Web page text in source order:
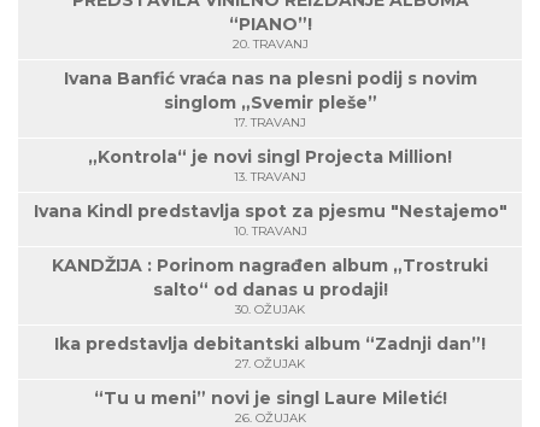
“PIANO”!
20. TRAVANJ
Ivana Banfić vraća nas na plesni podij s novim
singlom „Svemir pleše”
17. TRAVANJ
„Kontrola“ je novi singl Projecta Million!
13. TRAVANJ
Ivana Kindl predstavlja spot za pjesmu "Nestajemo"
10. TRAVANJ
KANDŽIJA : Porinom nagrađen album „Trostruki
salto“ od danas u prodaji!
30. OŽUJAK
Ika predstavlja debitantski album “Zadnji dan”!
27. OŽUJAK
“Tu u meni” novi je singl Laure Miletić!
26. OŽUJAK